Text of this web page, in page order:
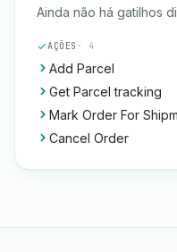
Ainda não há gatilhos
AÇÕES · 4
Add Parcel
Get Parcel tracking
Mark Order For
Cancel Order